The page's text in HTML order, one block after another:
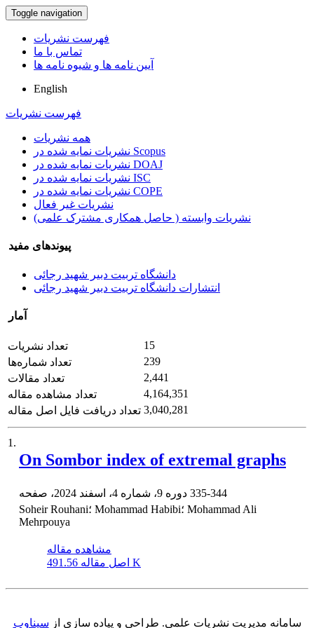
Toggle navigation
فهرست نشریات
تماس با ما
آیین نامه ها و شیوه نامه ها
English
فهرست نشریات
همه نشریات
نشریات نمایه شده در Scopus
نشریات نمایه شده در DOAJ
نشریات نمایه شده در ISC
نشریات نمایه شده در COPE
نشریات غیر فعال
نشریات وابسته ( حاصل همکاری مشترک علمی)
پیوندهای مفید
دانشگاه تربیت دبیر شهید رجائی
انتشارات دانشگاه تربیت دبیر شهید رجائی
آمار
تعداد نشریات
15
تعداد شماره‌ها
239
تعداد مقالات
2,441
تعداد مشاهده مقاله
4,164,351
تعداد دریافت فایل اصل مقاله 3,040,281
1.
On Sombor index of extremal graphs
335-344
Soheir Rouhani؛ Mohammad Habibi؛ Mohammad Ali
Mehrpouya
مشاهده مقاله
اصل مقاله 491.56 K
سامانه مدیریت نشریات علمی. طراحی و پیاده سازی از سیناوب